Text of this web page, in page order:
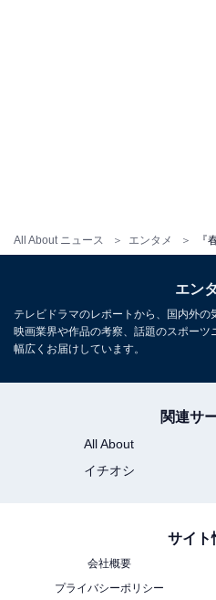
All About ニュース エンタメ
『春になったら』あらす
・第9話
編集・ライター歴17年。マ
集を経てフリーライターに
ドラマレビューを中心に取
エン
テレビドラマのレポートから、国内外
映画業界や作品の考察、話題のスポー
幅広くお届けしています。
関連サ
All About
イチオシ
サイト
会社概要
プライバシーポリシー